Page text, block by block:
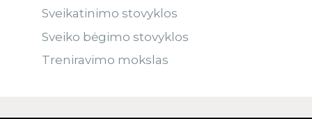
Sveikatinimo stovyklos
Sveiko bėgimo stovyklos
Treniravimo mokslas